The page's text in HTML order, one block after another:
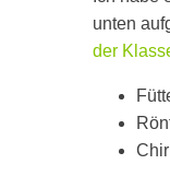
unten
der Klasse